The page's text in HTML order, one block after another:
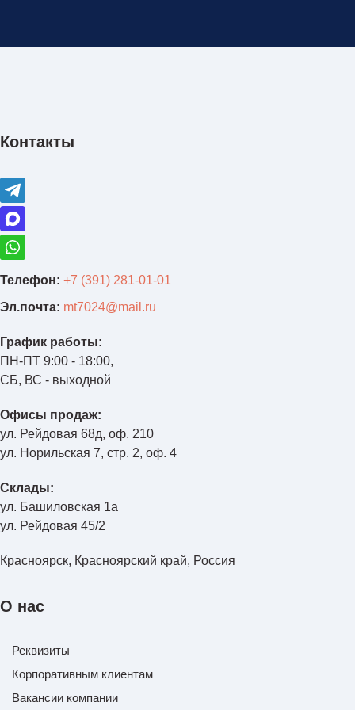
Контакты
Телефон: +7 (391) 281-01-01
Эл.почта: mt7024@mail.ru
График работы:
ПН-ПТ 9:00 - 18:00,
СБ, ВС - выходной
Офисы продаж:
ул. Рейдовая 68д, оф. 210
ул. Норильская 7, стр. 2, оф. 4
Склады:
ул. Башиловская 1а
ул. Рейдовая 45/2
Красноярск, Красноярский край, Россия
О нас
Реквизиты
Корпоративным клиентам
Вакансии компании